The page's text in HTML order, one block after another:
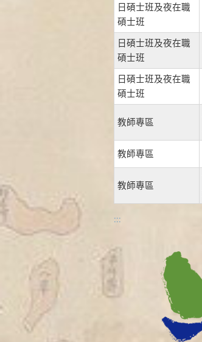
日碩士班及夜在職
碩士班
日碩士班及夜在職
碩士班
日碩士班及夜在職
碩士班
教師專區
教師專區
教師專區
:::